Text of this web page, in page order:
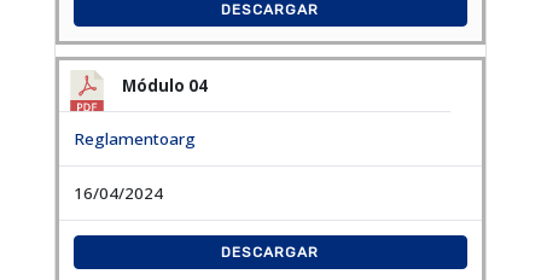
DESCARGAR
Módulo 04
Reglamentoarg
16/04/2024
DESCARGAR